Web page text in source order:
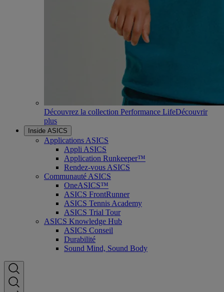
Découvrez la collection Performance LifeDécouvrir
plus
Inside ASICS
Applications ASICS
Appli ASICS
Application Runkeeper™
Rendez-vous ASICS
Communauté ASICS
OneASICS™
ASICS FrontRunner
ASICS Tennis Academy
ASICS Trial Tour
ASICS Knowledge Hub
ASICS Conseil
Durabilité
Sound Mind, Sound Body